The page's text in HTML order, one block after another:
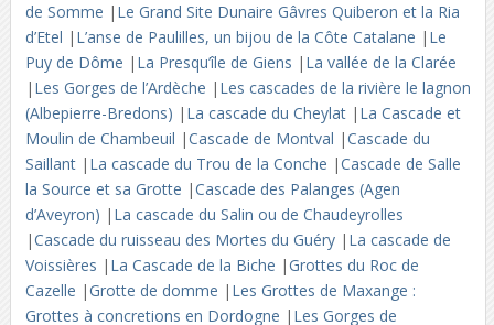
de Somme | Le Grand Site Dunaire Gâvres Quiberon et la Ria
d’Etel | L’anse de Paulilles, un bijou de la Côte Catalane | Le
Puy de Dôme | La Presqu’île de Giens | La vallée de la Clarée
| Les Gorges de l’Ardèche | Les cascades de la rivière le lagnon
(Albepierre-Bredons) | La cascade du Cheylat | La Cascade et
Moulin de Chambeuil |Cascade de Montval |Cascade du
Saillant | La cascade du Trou de la Conche |Cascade de Salle
la Source et sa Grotte |Cascade des Palanges (Agen
d’Aveyron) | La cascade du Salin ou de Chaudeyrolles
|Cascade du ruisseau des Mortes du Guéry | La cascade de
Voissières | La Cascade de la Biche |Grottes du Roc de
Cazelle |Grotte de domme | Les Grottes de Maxange :
Grottes à concretions en Dordogne | Les Gorges de